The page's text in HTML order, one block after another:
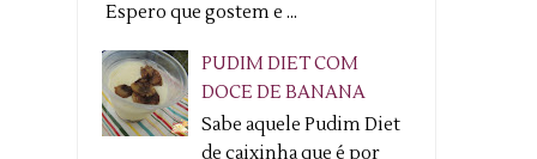
Espero que gostem e ...
PUDIM DIET COM
DOCE DE BANANA
Sabe aquele Pudim Diet
de caixinha que é por